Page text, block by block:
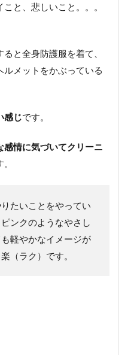
と、悲しいこと。。。
と全身防護服を着て、
メットをかぶっている
感じです。
情に気づいてクリーニ
たいことをやってい
ンクのようなやさし
軽やかなイメージが
（ラク）です。